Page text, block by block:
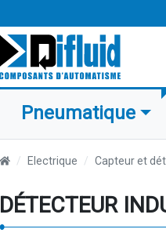
Pneumatique
Electrique Capteur et
DÉTECTEUR